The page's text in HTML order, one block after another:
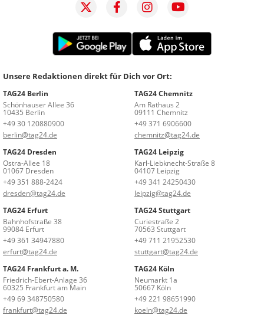
Unsere Redaktionen direkt für Dich vor Ort:
TAG24 Berlin
Schönhauser Allee 36
10435 Berlin
+49 30 120880900
berlin@tag24.de
TAG24 Chemnitz
Am Rathaus 2
09111 Chemnitz
+49 371 6906600
chemnitz@tag24.de
TAG24 Dresden
Ostra-Allee 18
01067 Dresden
+49 351 888-2424
dresden@tag24.de
TAG24 Leipzig
Karl-Liebknecht-Straße 8
04107 Leipzig
+49 341 24250430
leipzig@tag24.de
TAG24 Erfurt
Bahnhofstraße 38
99084 Erfurt
+49 361 34947880
erfurt@tag24.de
TAG24 Stuttgart
Curiestraße 2
70563 Stuttgart
+49 711 21952530
stuttgart@tag24.de
TAG24 Frankfurt a. M.
Friedrich-Ebert-Anlage 36
60325 Frankfurt am Main
+49 69 348750580
frankfurt@tag24.de
TAG24 Köln
Neumarkt 1a
50667 Köln
+49 221 98651990
koeln@tag24.de